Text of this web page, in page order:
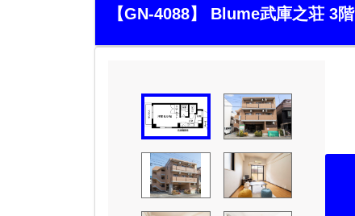
【GN-4088】 Blume武庫之荘 3階